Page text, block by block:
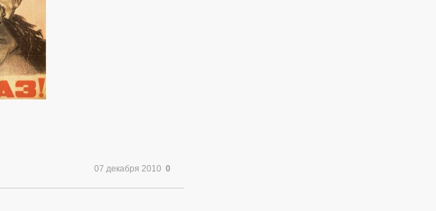
07 декабря 2010 0